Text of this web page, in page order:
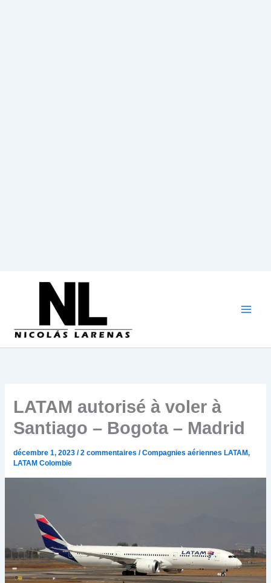
LATAM autorisé à voler à
Santiago – Bogota – Madrid
décembre 1, 2023/2 commentaires /Compagnies aériennes LATAM,
LATAM Colombie